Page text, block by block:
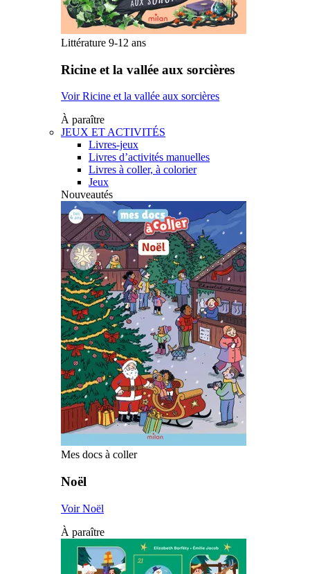
Littérature 9-12 ans
Ricine et la vallée aux sorcières
Voir Ricine et la vallée aux sorcières
À paraître
JEUX ET ACTIVITÉS
Livres-jeux
Livres d’activités manuelles
Livres à coller, à colorier
Jeux
Nouveautés
Mes docs à coller
Noël
Voir Noël
À paraître